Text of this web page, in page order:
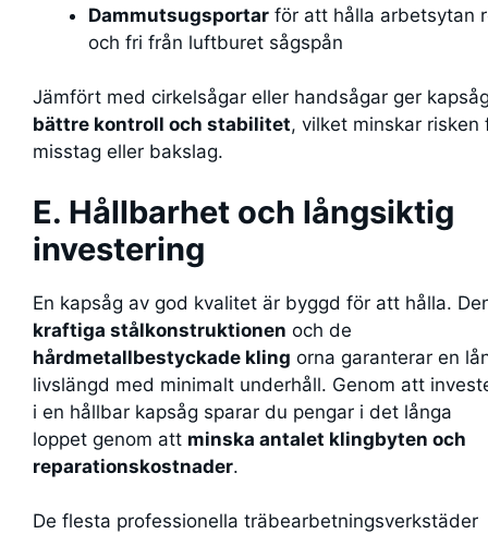
Dammutsugsportar för att hålla arbetsytan
och fri från luftburet sågspån
Jämfört med cirkelsågar eller handsågar ger
bättre kontroll och stabilitet, vilket minskar risken
misstag eller bakslag.
E. Hållbarhet och långsiktig
investering
En kapsåg av god kvalitet är byggd för att hålla.
kraftiga stålkonstruktionen och de
hårdmetallbestyckade kling orna garanterar en
livslängd med minimalt underhåll. Genom att
i en hållbar kapsåg sparar du pengar i det långa
loppet genom att minska antalet klingbyten och
reparationskostnader.
De flesta professionella träbearbetningsverkstäder